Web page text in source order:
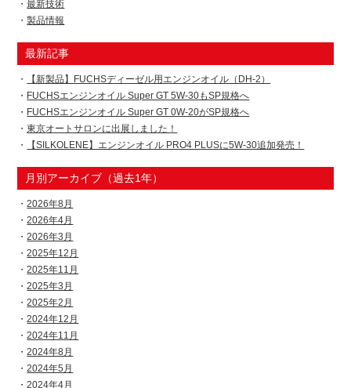
最新技術
製品情報
最新記事
【新製品】FUCHSディーゼル用エンジンオイル（DH-2）
FUCHSエンジンオイル Super GT 5W-30もSP規格へ
FUCHSエンジンオイル Super GT 0W-20がSP規格へ
東京オートサロンに出展しました！
【SILKOLENE】エンジンオイル PRO4 PLUSに5W-30追加発売！
月別アーカイブ（過去1年）
2026年8月
2026年4月
2026年3月
2025年12月
2025年11月
2025年3月
2025年2月
2024年12月
2024年11月
2024年8月
2024年5月
2024年4月